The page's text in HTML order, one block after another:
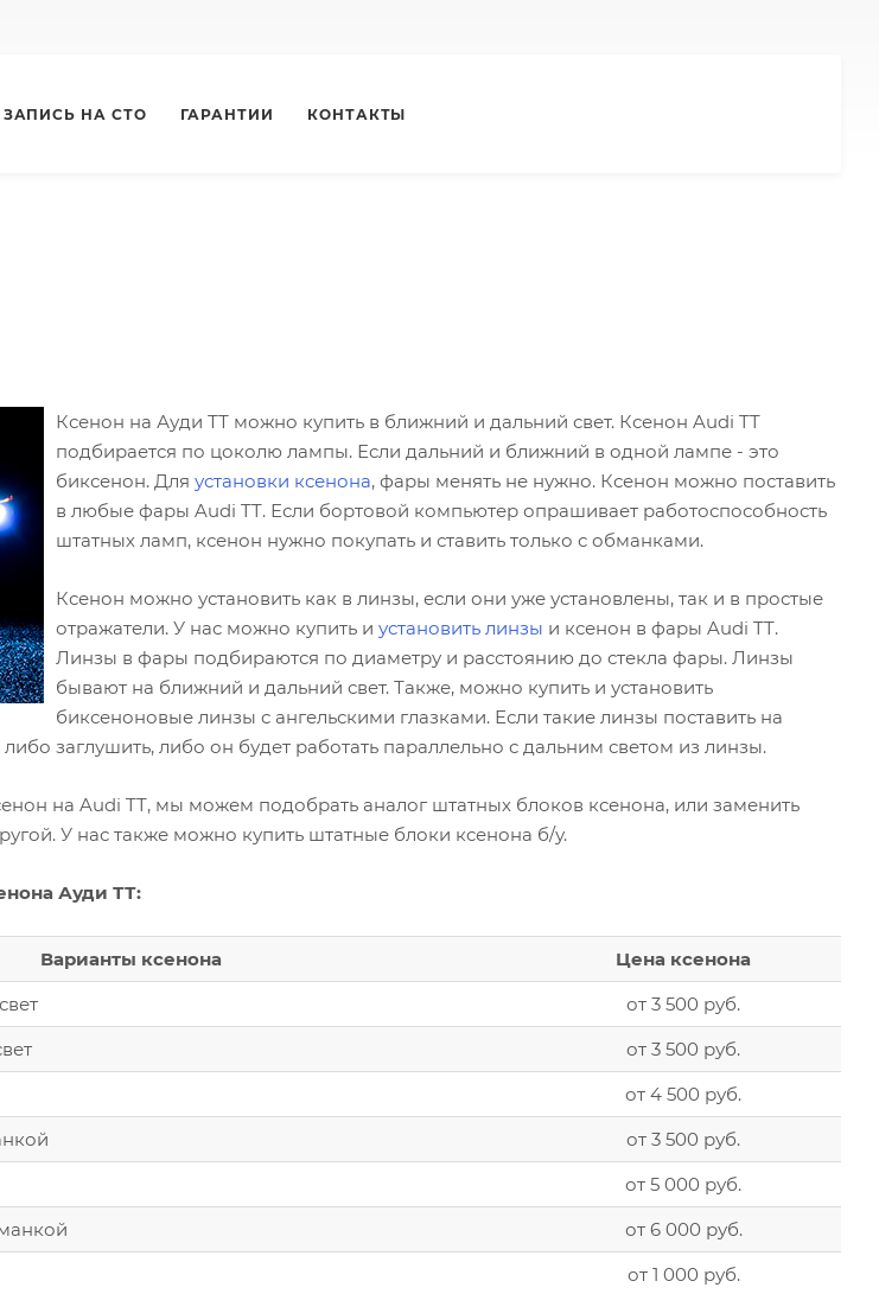
ЗАПИСЬ НА СТО ГАРАНТИИ КОНТАКТЫ
Ксенон на Ауди ТТ можно купить в ближний и дальний свет. Ксенон Audi TT
подбирается по цоколю лампы. Если дальний и ближний в одной лампе - это
биксенон. Для установки ксенона, фары менять не нужно. Ксенон можно поставить
в любые фары Audi TT. Если бортовой компьютер опрашивает работоспособность
штатных ламп, ксенон нужно покупать и ставить только с обманками.
Ксенон можно установить как в линзы, если они уже установлены, так и в простые
отражатели. У нас можно купить и установить линзы и ксенон в фары Audi TT.
Линзы в фары подбираются по диаметру и расстоянию до стекла фары. Линзы
бывают на ближний и дальний свет. Также, можно купить и установить
биксеноновые линзы с ангельскими глазками. Если такие линзы поставить на
заглушить, либо он будет работать параллельно с дальним светом из линзы.
на Audi TT, мы можем подобрать аналог штатных блоков ксенона, или заменить
У нас также можно купить штатные блоки ксенона б/у.
Ауди ТТ:
Варианты ксенона
Цена ксенона
от 3 500 руб.
от 3 500 руб.
от 4 500 руб.
от 3 500 руб.
от 5 000 руб.
от 6 000 руб.
от 1 000 руб.